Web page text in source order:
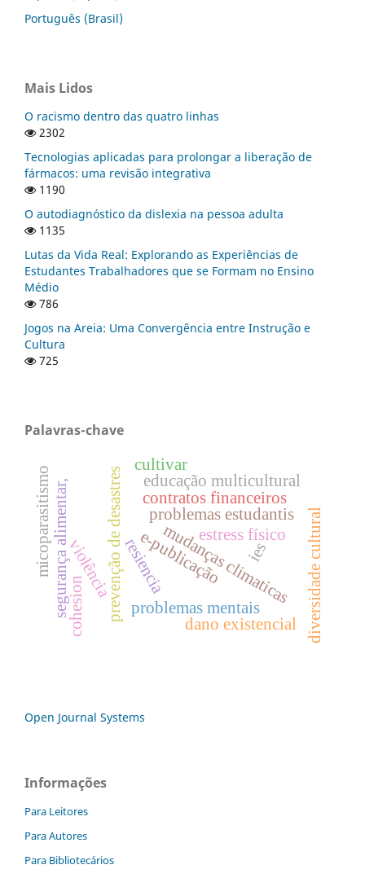
Português (Brasil)
Mais Lidos
O racismo dentro das quatro linhas
2302
Tecnologias aplicadas para prolongar a liberação de
fármacos: uma revisão integrativa
1190
O autodiagnóstico da dislexia na pessoa adulta
1135
Lutas da Vida Real: Explorando as Experiências de
Estudantes Trabalhadores que se Formam no Ensino
Médio
786
Jogos na Areia: Uma Convergência entre Instrução e
Cultura
725
Palavras-chave
problemas estudantis
resiencia
prevenção de desastres mudanças climaticas
contratos financeiros
problemas mentais
estress físico
violência e-publicação ies
cohesion
segurança alimentar, diversidade cultural
educação multicultural
micoparasitismo
cultivar
dano existencial
Open Journal Systems
Informações
Para Leitores
Para Autores
Para Bibliotecários